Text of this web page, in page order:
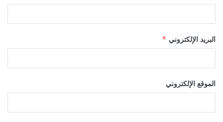
البريد الإلكتروني *
الموقع الإلكتروني